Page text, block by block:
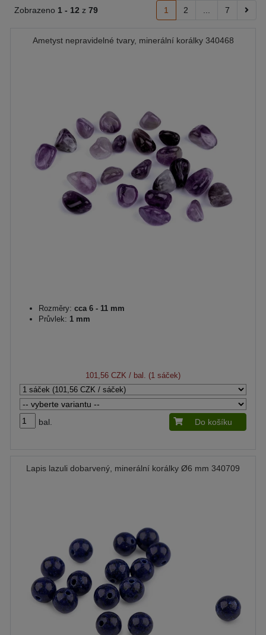
Zobrazeno 1 - 12 z 79 1 2 7
Ametyst nepravidelné tvary, minerální korálky 340468
Rozměry: cca 6 - 11 mm
Průvlek: 1 mm
101,56 CZK / bal. (1 sáček)
bal. Do košíku
Lapis lazuli dobarvený, minerální korálky Ø6 mm 340709